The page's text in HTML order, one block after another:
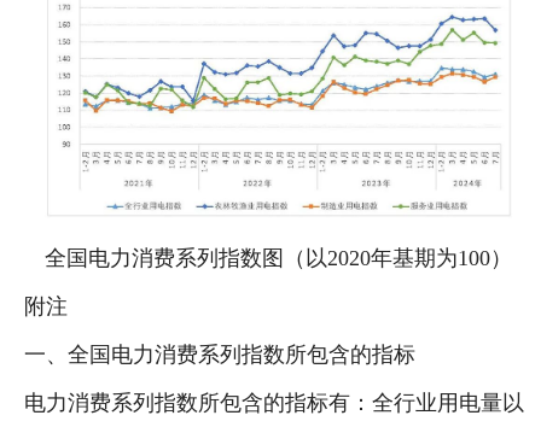
全国电力消费系列指数图（以2020年基期为100）
附注
一、全国电力消费系列指数所包含的指标
电力消费系列指数所包含的指标有：全行业用电量以